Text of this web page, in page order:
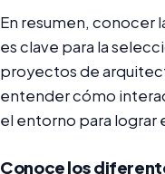
En resumen, conocer
es clave para la
proyectos de
entender cómo
el entorno para lograr
Conoce los